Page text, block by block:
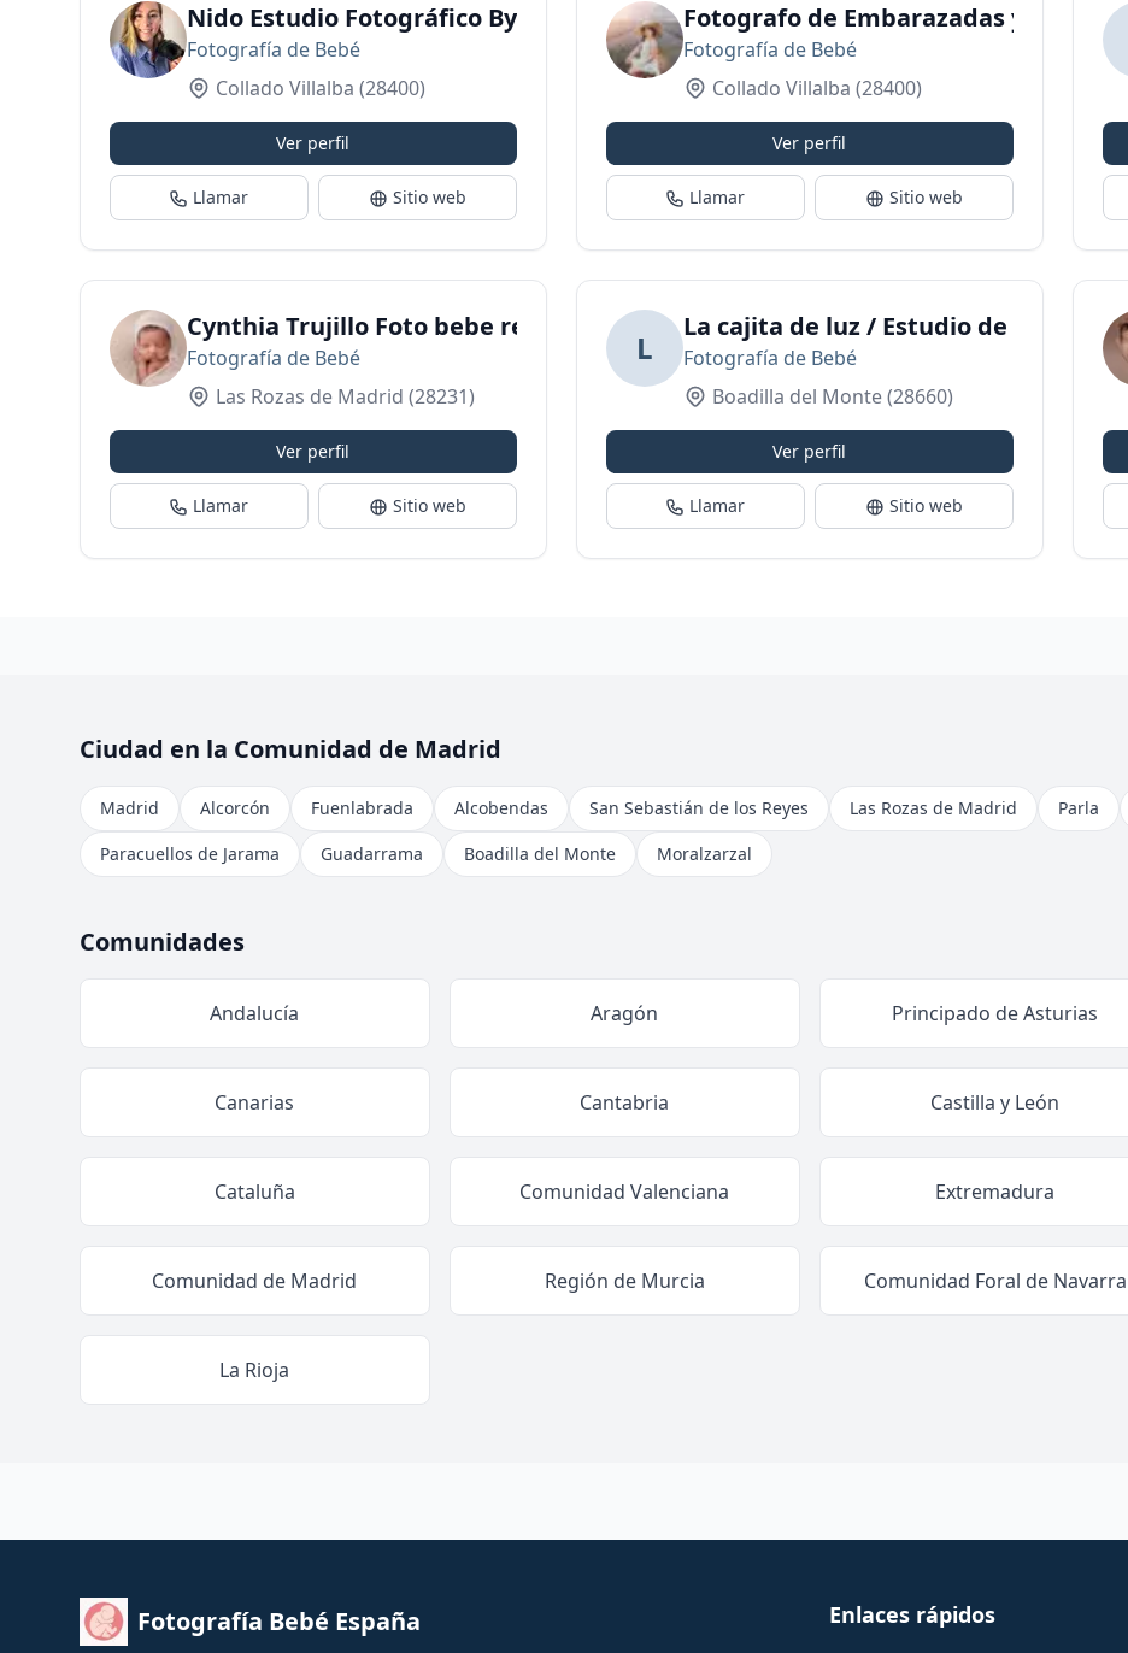
Nido Estudio Fotográfico By Paula: Embarazo, recién nacido, bebés, familia...
Fotografía de Bebé
Collado Villalba (28400)
Ver perfil
Llamar Sitio web
Fotografo de Embarazadas y Recien
Fotografía de Bebé
Collado Villalba (28400)
Ver perfil
Llamar Sitio web
Cynthia Trujillo Foto bebe retrato
Fotografía de Bebé
Las Rozas de Madrid (28231)
Ver perfil
Llamar Sitio web
L
La cajita de luz / Estudio de
Fotografía de Bebé
Boadilla del Monte(28660)
Ver perfil
Llamar Sitio web
Ciudad en la Comunidad de Madrid
Madrid Alcorcón Fuenlabrada Alcobendas San Sebastián de los Reyes Las Rozas de Madrid Parla
Paracuellos de Jarama
Guadarrama Boadilla del Monte Moralzarzal
Comunidades
Andalucía Aragón Principado de Asturias
Canarias Cantabria Castilla y León
Cataluña Comunidad Valenciana Extremadura
Comunidad de Madrid Región de Murcia Comunidad Foral de Navarra
La Rioja
Fotografía Bebé España Enlaces rápidos